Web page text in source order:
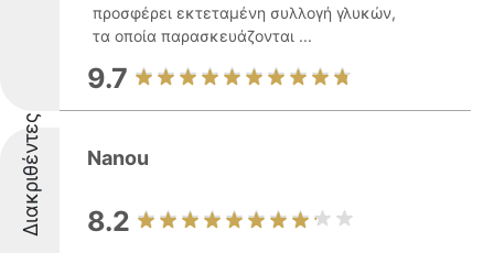
προσφέρει εκτεταμένη συλλογή γλυκών,
τα οποία παρασκευάζονται ...
9.7
Διακριθέντες Nanou
8.2